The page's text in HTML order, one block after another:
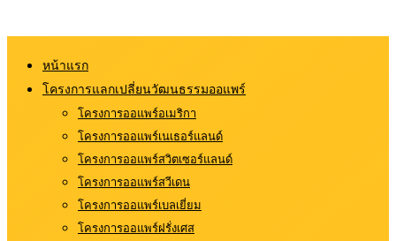
หน้าแรก
โครงการแลกเปลี่ยนวัฒนธรรมออแพร์
โครงการออแพร์อเมริกา
โครงการออแพร์เนเธอร์แลนด์
โครงการออแพร์สวิตเซอร์แลนด์
โครงการออแพร์สวีเดน
โครงการออแพร์เบลเยี่ยม
โครงการออแพร์ฝรั่งเศส